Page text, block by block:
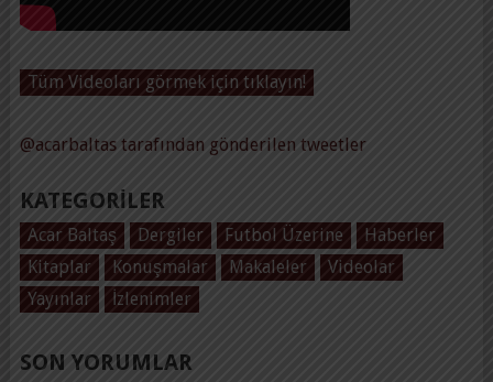
Tüm Videoları görmek için tıklayın!
@acarbaltas tarafından gönderilen tweetler
KATEGORILER
Acar Baltaş Dergiler Futbol Üzerine
Haberler
Kitaplar
Konuşmalar Makaleler
Videolar
Yayınlar
İzlenimler
SON YORUMLAR